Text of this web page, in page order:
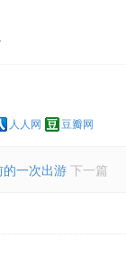
人人网 豆瓣网
的一次出游 下一篇